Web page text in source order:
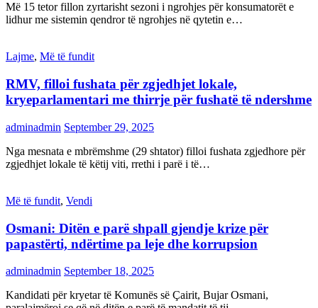
Më 15 tetor fillon zyrtarisht sezoni i ngrohjes për konsumatorët e
lidhur me sistemin qendror të ngrohjes në qytetin e…
Lajme, Më të fundit
RMV, filloi fushata për zgjedhjet lokale,
kryeparlamentari me thirrje për fushatë të ndershme
adminadmin September 29, 2025
Nga mesnata e mbrëmshme (29 shtator) filloi fushata zgjedhore për
zgjedhjet lokale të këtij viti, rrethi i parë i të…
Më të fundit, Vendi
Osmani: Ditën e parë shpall gjendje krize për
papastërti, ndërtime pa leje dhe korrupsion
adminadmin September 18, 2025
Kandidati për kryetar të Komunës së Çairit, Bujar Osmani,